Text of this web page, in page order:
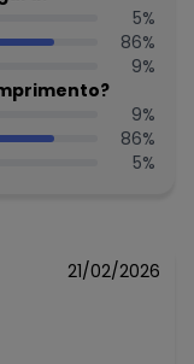
R$ 58,95
R$ 58,95
R$ 58,95
R$ 58,95
R$ 58,95
5%
86%
9%
9%
86%
5%
21/02/2026